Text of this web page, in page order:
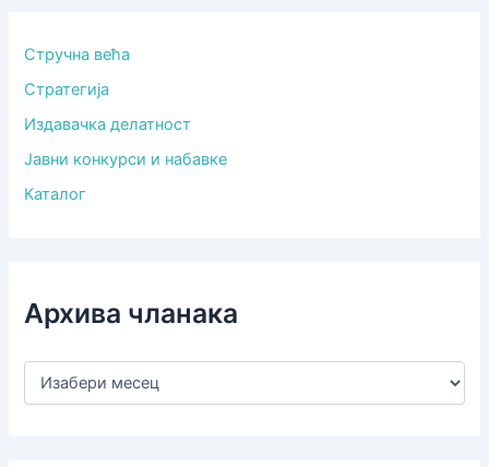
Стручна већа
Стратегија
Издавачка делатност
Јавни конкурси и набавке
Каталог
Архива чланака
А